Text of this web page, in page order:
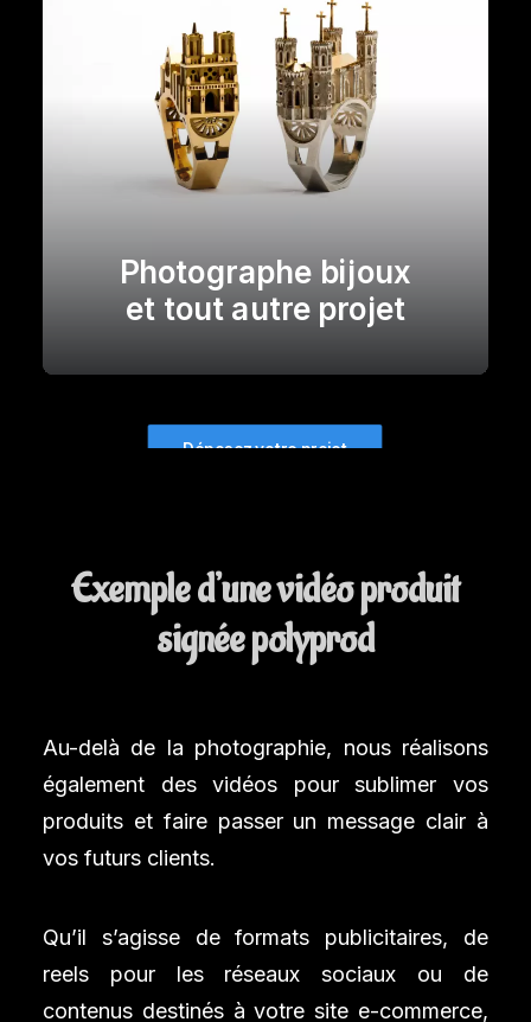
Photographe bijoux
et tout autre projet
Déposez votre projet
Exemple d’une vidéo produit
signée polyprod
Au-delà de la photographie, nous réalisons
également des vidéos pour sublimer vos
produits et faire passer un message clair à
vos futurs clients.
Qu’il s’agisse de formats publicitaires, de
reels pour les réseaux sociaux ou de
contenus destinés à votre site e-commerce,